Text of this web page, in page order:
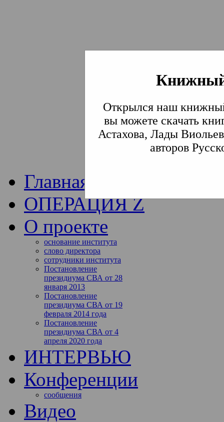
Открылся наш
вы можете скачать
Астахова, Лады
авторов
Институт
Традиции СВА
Главная
ОПЕРАЦИЯ Z
О проекте
основание института
слово директора
сотрудники института
Постановление
президиума СВА от 28
января 2013
Постановление
президиума СВА от 19
февраля 2014 года
Постановление
президиума СВА от 4
апреля 2020 года
ИНТЕРВЬЮ
Конференции
сообщения
Видео